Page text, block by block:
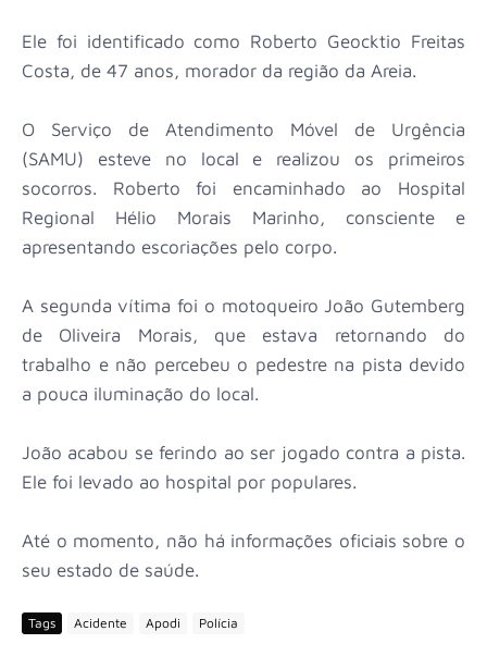
Ele foi identificado como Roberto Geocktio Freitas
Costa, de 47 anos, morador da região da Areia.
O Serviço de Atendimento Móvel de Urgência
(SAMU) esteve no local e realizou os primeiros
socorros. Roberto foi encaminhado ao Hospital
Regional Hélio Morais Marinho, consciente e
apresentando escoriações pelo corpo.
A segunda vítima foi o motoqueiro João Gutemberg
de Oliveira Morais, que estava retornando do
trabalho e não percebeu o pedestre na pista devido
a pouca iluminação do local.
João acabou se ferindo ao ser jogado contra a pista.
Ele foi levado ao hospital por populares.
Até o momento, não há informações oficiais sobre o
seu estado de saúde.
Tags Acidente Apodi Polícia